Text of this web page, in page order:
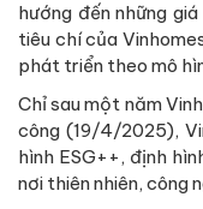
hướng đến những
tiêu chí của
phát triển theo mô
Chỉ sau một năm
công (19/4/2025),
hình ESG++, định
nơi thiên nhiên, công